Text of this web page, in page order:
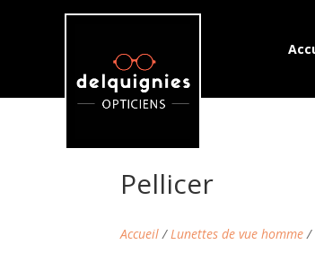
Pellicer
Accueil/Lunettes de vue homme/